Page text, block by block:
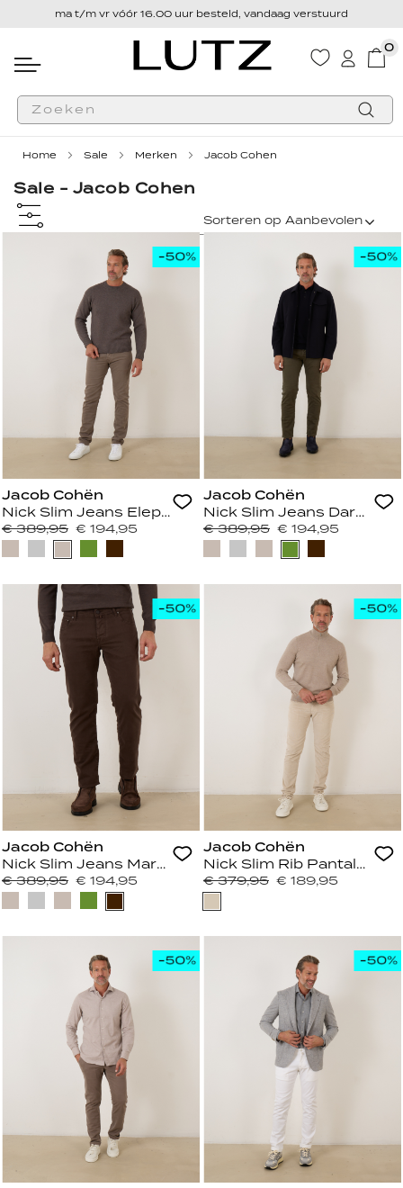
ma t/m vr vóór 16.00 uur besteld, vandaag verstuurd
Zoek
0
Home Sale Merken Jacob Cohen
Sale - Jacob Cohen
Jacob Cohën
Nick Slim Jeans Elephant Grey
€ 389,95 € 194,95
Jacob Cohën
Nick Slim Jeans Dark
€ 389,95 € 194,95
Jacob Cohën
Nick Slim Jeans Marrone
€ 389,95 € 194,95
Jacob Cohën
Nick Slim Rib Pantalon
€ 379,95 € 189,95